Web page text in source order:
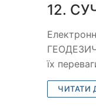
12.
їх
ЧИТАТИ